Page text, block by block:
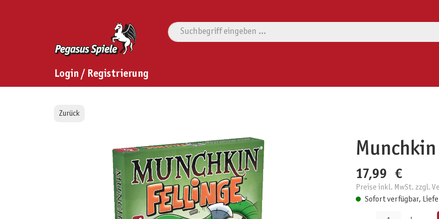
Login / Registrierung
Zurück
17,99 €
Preise inkl. MwSt. zzgl.
Sofort verfügbar,
Produkt Anzahl: Gib den